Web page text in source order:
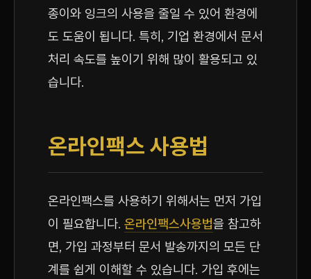
종이와 잉크의 사용을 줄일 수 있어 환경에
도 도움이 됩니다. 특히, 기업 환경에서 문서
처리 속도를 높이기 위해 많이 활용되고 있
습니다.
온라인팩스 사용법
온라인팩스를 사용하기 위해서는 먼저 가입
이 필요합니다. 온라인팩스사용법을 참고하
면, 가입 과정부터 문서 발송까지의 모든 단
계를 쉽게 이해할 수 있습니다. 가입 후에는